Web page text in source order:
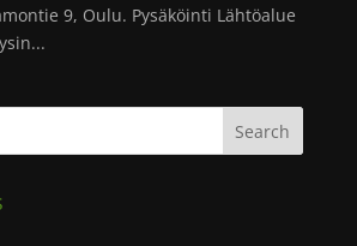
9, Oulu. Pysäköinti Lähtöalue